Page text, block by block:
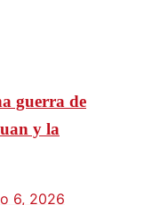
guerra de
y la
6, 2026